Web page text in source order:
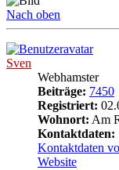
Nach oben
Sven
Webhamster
Beiträge: 7450
Registriert:
Wohnort: Am
Kontaktdaten:
Kontaktdaten
Website